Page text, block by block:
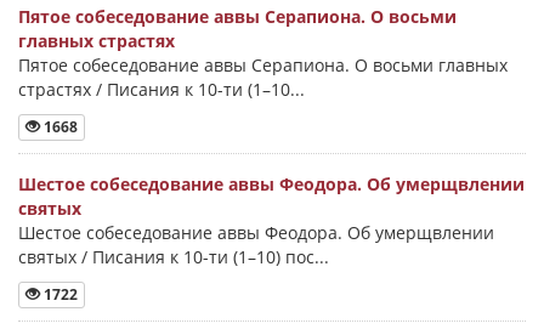
Пятое собеседование аввы Серапиона. О восьми
главных страстях
Пятое собеседование аввы Серапиона. О восьми главных
страстях / Писания к 10-ти (1–10...
1668
Шестое собеседование аввы Феодора. Об умерщвлении
святых
Шестое собеседование аввы Феодора. Об умерщвлении
святых / Писания к 10-ти (1–10) пос...
1722